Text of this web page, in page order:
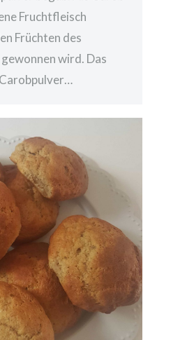
Fruchtfleisch
Früchten des
wird. Das